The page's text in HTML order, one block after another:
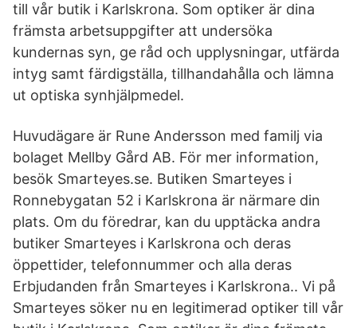
till vår butik i Karlskrona. Som optiker är dina
främsta arbetsuppgifter att undersöka
kundernas syn, ge råd och upplysningar, utfärda
intyg samt färdigställa, tillhandahålla och lämna
ut optiska synhjälpmedel.
Huvudägare är Rune Andersson med familj via
bolaget Mellby Gård AB. För mer information,
besök Smarteyes.se. Butiken Smarteyes i
Ronnebygatan 52 i Karlskrona är närmare din
plats. Om du föredrar, kan du upptäcka andra
butiker Smarteyes i Karlskrona och deras
öppettider, telefonnummer och alla deras
Erbjudanden från Smarteyes i Karlskrona.. Vi på
Smarteyes söker nu en legitimerad optiker till vår